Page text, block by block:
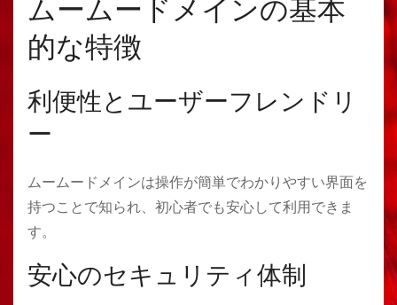
ムームードメインの基本
的な特徴
利便性とユーザーフレンドリ
ー
ムームードメインは操作が簡単でわかりやすい界面を
持つことで知られ、初心者でも安心して利用できま
す。
安心のセキュリティ体制